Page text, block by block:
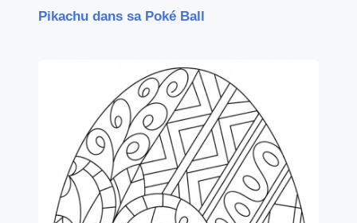
Pikachu dans sa Poké Ball